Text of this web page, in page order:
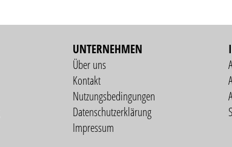
UNTERNEHMEN
Über uns
Kontakt
Nutzungsbedingungen
Datenschutzerklärung
Impressum